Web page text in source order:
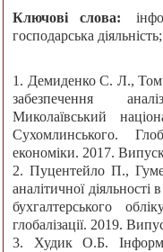
Ключові слова:
господарська
1. Демиденко С. Л.,
забезпечення
Миколаївський
Сухомлинського.
економіки. 2017.
2. Пуцентейло П.,
аналітичної
бухгалтерського
глобалізації. 2019.
3. Худик О.Б.